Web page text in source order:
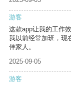
游客
这款app让我的工作
我以前经常加班，现
伴家人。
2025-09-05
游客